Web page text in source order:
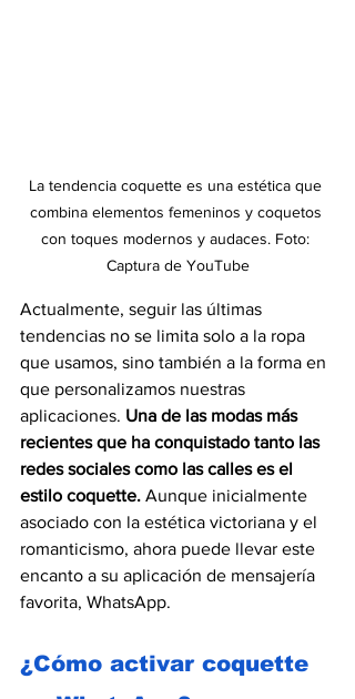
La tendencia coquette es una estética que
combina elementos femeninos y coquetos
con toques modernos y audaces. Foto:
Captura de YouTube
Actualmente, seguir las últimas
tendencias no se limita solo a la ropa
que usamos, sino también a la forma en
que personalizamos nuestras
aplicaciones. Una de las modas más
recientes que ha conquistado tanto las
redes sociales como las calles es el
estilo coquette. Aunque inicialmente
asociado con la estética victoriana y el
romanticismo, ahora puede llevar este
encanto a su aplicación de mensajería
favorita, WhatsApp.
¿Cómo activar coquette